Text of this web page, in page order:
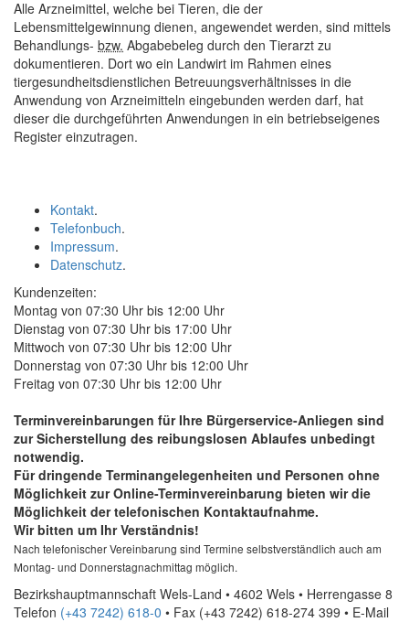
Alle Arzneimittel, welche bei Tieren, die der
Lebensmittelgewinnung dienen, angewendet werden, sind mittels
Behandlungs- bzw. Abgabebeleg durch den Tierarzt zu
dokumentieren. Dort wo ein Landwirt im Rahmen eines
tiergesundheitsdienstlichen Betreuungsverhältnisses in die
Anwendung von Arzneimitteln eingebunden werden darf, hat
dieser die durchgeführten Anwendungen in ein betriebseigenes
Register einzutragen.
Kontakt.
Telefonbuch.
Impressum.
Datenschutz.
Kundenzeiten:
Montag von 07:30 Uhr bis 12:00 Uhr
Dienstag von 07:30 Uhr bis 17:00 Uhr
Mittwoch von 07:30 Uhr bis 12:00 Uhr
Donnerstag von 07:30 Uhr bis 12:00 Uhr
Freitag von 07:30 Uhr bis 12:00 Uhr
Terminvereinbarungen für Ihre Bürgerservice-Anliegen sind
zur Sicherstellung des reibungslosen Ablaufes unbedingt
notwendig.
Für dringende Terminangelegenheiten und Personen ohne
Möglichkeit zurOnline-Terminvereinbarung bieten wir die
Möglichkeit der telefonischen Kontaktaufnahme.
Wir bitten um Ihr Verständnis!
Nach telefonischer Vereinbarung sind Termine selbstverständlich auch am
Montag- und Donnerstagnachmittag möglich.
Bezirkshauptmannschaft Wels-Land • 4602 Wels • Herrengasse 8
Telefon (+43 7242) 618-0 • Fax (+43 7242) 618-274 399 • E-Mail